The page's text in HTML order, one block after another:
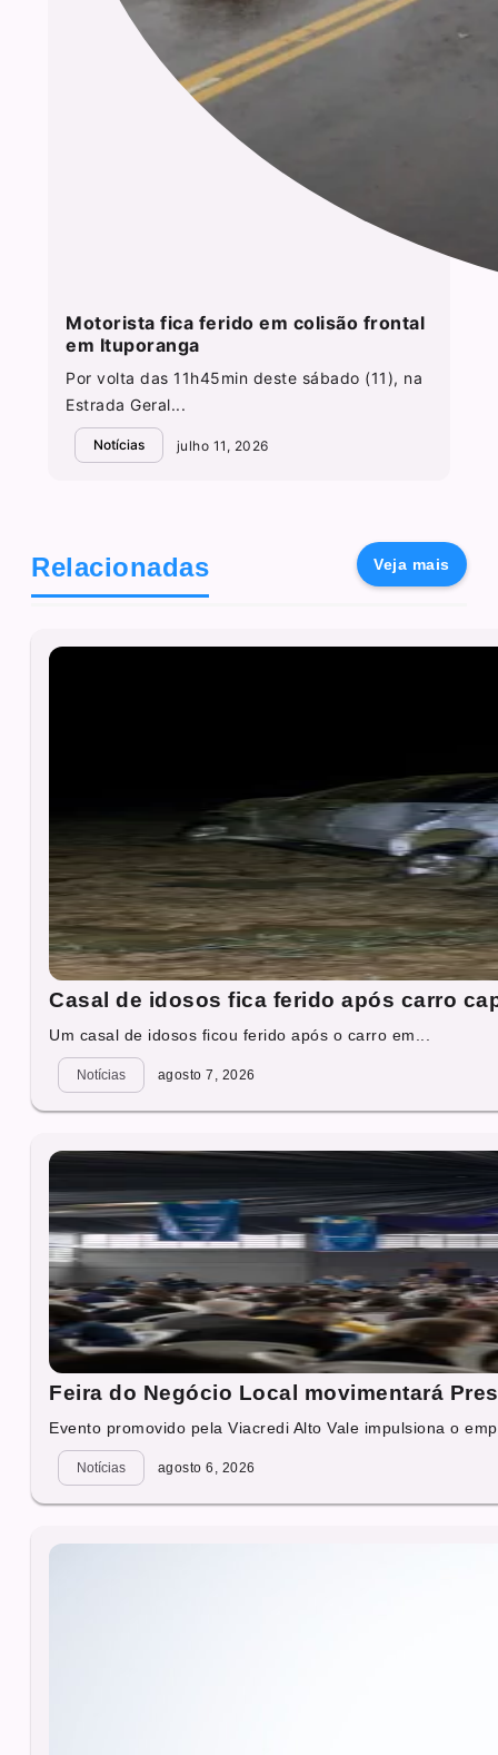
Motorista fica ferido em colisão frontal
em Ituporanga
Por volta das 11h45min deste sábado (11), na
Estrada Geral...
Notícias julho 11, 2026
Relacionadas Veja mais
Casal de idosos fica ferido após carro
Um casal de idosos ficou ferido após o carro em...
Notícias agosto 7, 2026
Feira do Negócio Local movimentará
Evento promovido pela Viacredi Alto Vale impulsiona o
Notícias agosto 6, 2026